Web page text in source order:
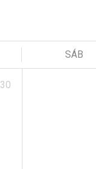
SÁB
30